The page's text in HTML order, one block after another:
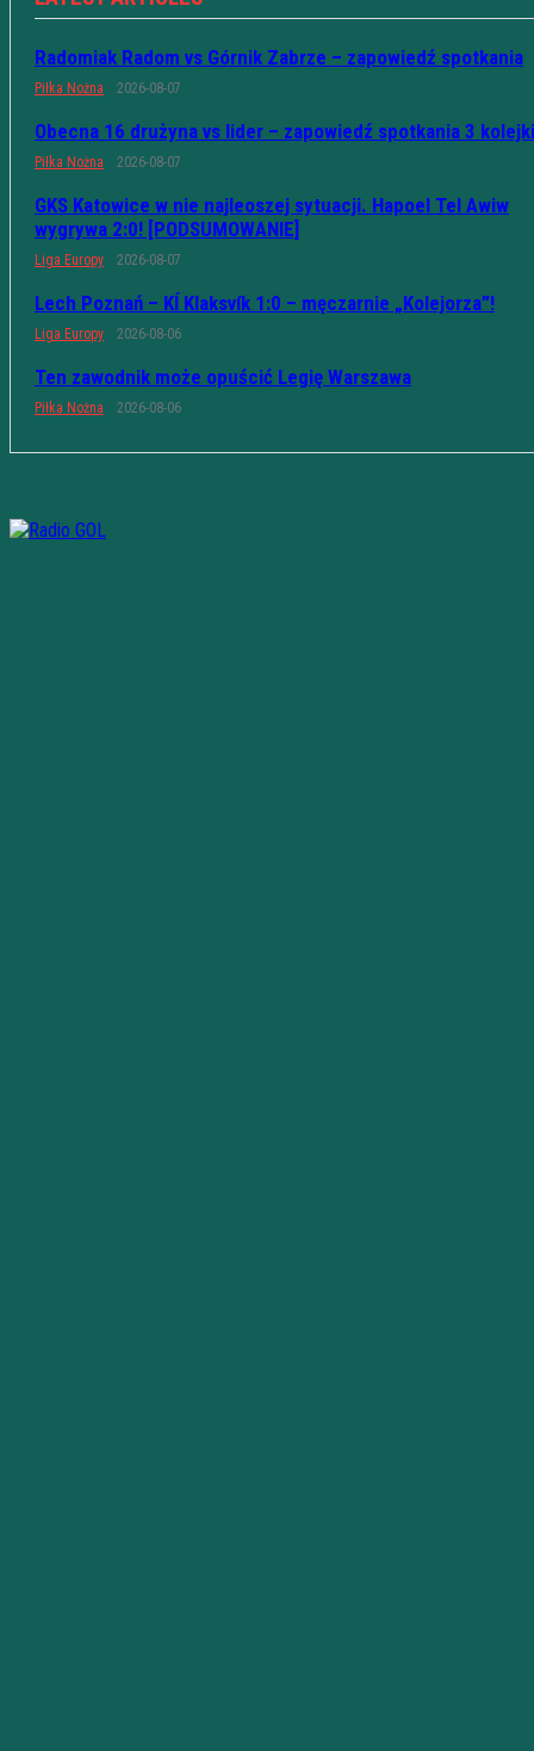
Radomiak Radom vs Górnik Zabrze – zapowiedź spotkania
Piłka Nożna 2026-08-07
Obecna 16 drużyna vs lider – zapowiedź spotkania 3 kolejki
Piłka Nożna 2026-08-07
GKS Katowice w nie najleoszej sytuacji. Hapoel Tel Awiw
wygrywa 2:0! [PODSUMOWANIE]
Liga Europy 2026-08-07
Lech Poznań – KÍ Klaksvík 1:0 – męczarnie „Kolejorza”!
Liga Europy 2026-08-06
Ten zawodnik może opuścić Legię Warszawa
Piłka Nożna 2026-08-06